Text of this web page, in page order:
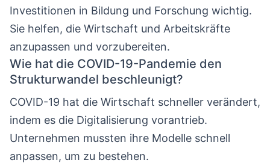
Investitionen in Bildung und Forschung wichtig.
Sie helfen, die Wirtschaft und Arbeitskräfte
anzupassen und vorzubereiten.
Wie hat die COVID-19-Pandemie den
Strukturwandel beschleunigt?
COVID-19 hat die Wirtschaft schneller verändert,
indem es die Digitalisierung vorantrieb.
Unternehmen mussten ihre Modelle schnell
anpassen, um zu bestehen.